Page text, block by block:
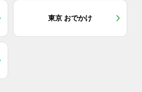
東京 おでかけ